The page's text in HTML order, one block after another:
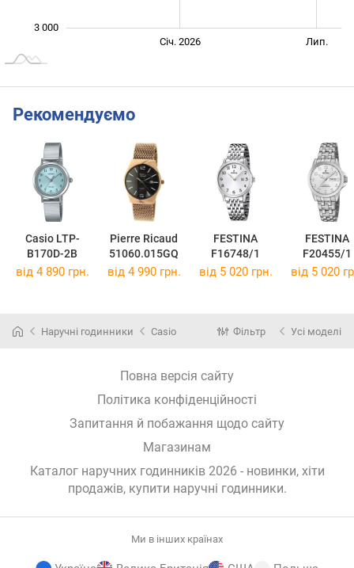
3 000
Січ. 2026 Лип.
Рекомендуємо
Casio LTP-
B170D-2B
Pierre Ricaud
51060.015GQ
FESTINA
F16748/1
FESTINA
F20455/1
від 4 890 грн. від 4 990 грн. від 5 020 грн. від 5 020
Наручні годинники Casio Фільтр Усі моделі
Повна версія сайту
Політика конфіденційності
Запитання й побажання щодо сайту
Магазинам
Каталог наручних годинників 2026 - новинки, хіти
продажів, купити наручні годинники.
Ми в інших країнах